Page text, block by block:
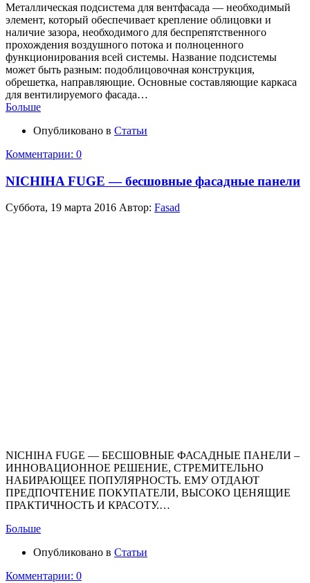
Металлическая подсистема для вентфасада — необходимый
элемент, который обеспечивает крепление облицовки и
наличие зазора, необходимого для беспрепятственного
прохождения воздушного потока и полноценного
функционирования всей системы. Название подсистемы
может быть разным: подоблицовочная конструкция,
обрешетка, направляющие. Основные составляющие каркаса
для вентилируемого фасада…
Больше
Опубликовано в Статьи
Комментарии: 0
NICHIHA FUGE — бесшовные фасадные панели
Суббота, 19 марта 2016 Автор: Fasad
NICHIHA FUGE — БЕСШОВНЫЕ ФАСАДНЫЕ ПАНЕЛИ –
ИННОВАЦИОННОЕ РЕШЕНИЕ, СТРЕМИТЕЛЬНО
НАБИРАЮЩЕЕ ПОПУЛЯРНОСТЬ. ЕМУ ОТДАЮТ
ПРЕДПОЧТЕНИЕ ПОКУПАТЕЛИ, ВЫСОКО ЦЕНЯЩИЕ
ПРАКТИЧНОСТЬ И КРАСОТУ.…
Больше
Опубликовано в Статьи
Комментарии: 0